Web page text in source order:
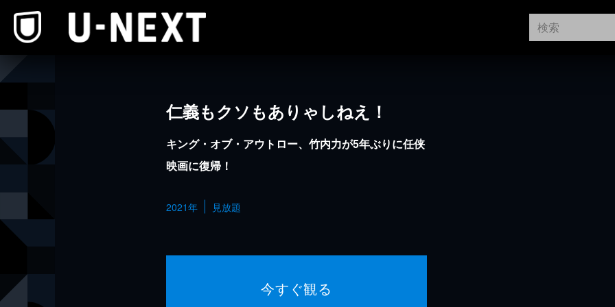
仁義もクソもありゃしねえ！
キング・オブ・アウトロー、竹内力が5年ぶりに任侠
映画に復帰！
2021年 見放題
今すぐ観る